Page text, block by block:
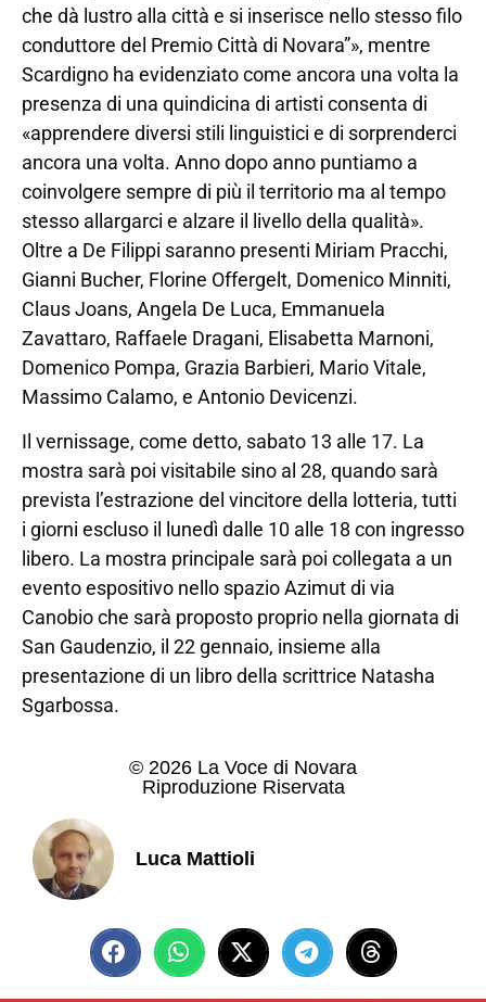
che dà lustro alla città e si inserisce nello stesso filo
conduttore del Premio Città di Novara”», mentre
Scardigno ha evidenziato come ancora una volta la
presenza di una quindicina di artisti consenta di
«apprendere diversi stili linguistici e di sorprenderci
ancora una volta. Anno dopo anno puntiamo a
coinvolgere sempre di più il territorio ma al tempo
stesso allargarci e alzare il livello della qualità».
Oltre a De Filippi saranno presenti Miriam Pracchi,
Gianni Bucher, Florine Offergelt, Domenico Minniti,
Claus Joans, Angela De Luca, Emmanuela
Zavattaro, Raffaele Dragani, Elisabetta Marnoni,
Domenico Pompa, Grazia Barbieri, Mario Vitale,
Massimo Calamo, e Antonio Devicenzi.
Il vernissage, come detto, sabato 13 alle 17. La
mostra sarà poi visitabile sino al 28, quando sarà
prevista l’estrazione del vincitore della lotteria, tutti
i giorni escluso il lunedì dalle 10 alle 18 con ingresso
libero. La mostra principale sarà poi collegata a un
evento espositivo nello spazio Azimut di via
Canobio che sarà proposto proprio nella giornata di
San Gaudenzio, il 22 gennaio, insieme alla
presentazione di un libro della scrittrice Natasha
Sgarbossa.
© 2026 La Voce di Novara
Riproduzione Riservata
Luca Mattioli